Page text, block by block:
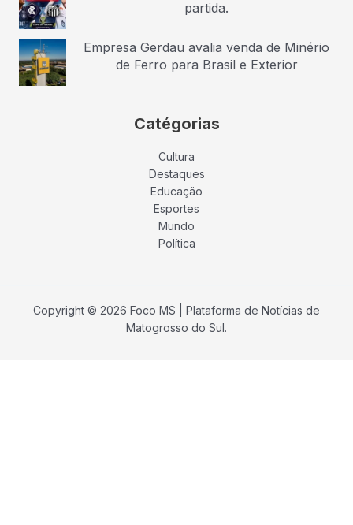
partida.
Empresa Gerdau avalia venda de Minério
de Ferro para Brasil e Exterior
Catégorias
Cultura
Destaques
Educação
Esportes
Mundo
Política
Copyright © 2026 Foco MS | Plataforma de Notícias de
Matogrosso do Sul.